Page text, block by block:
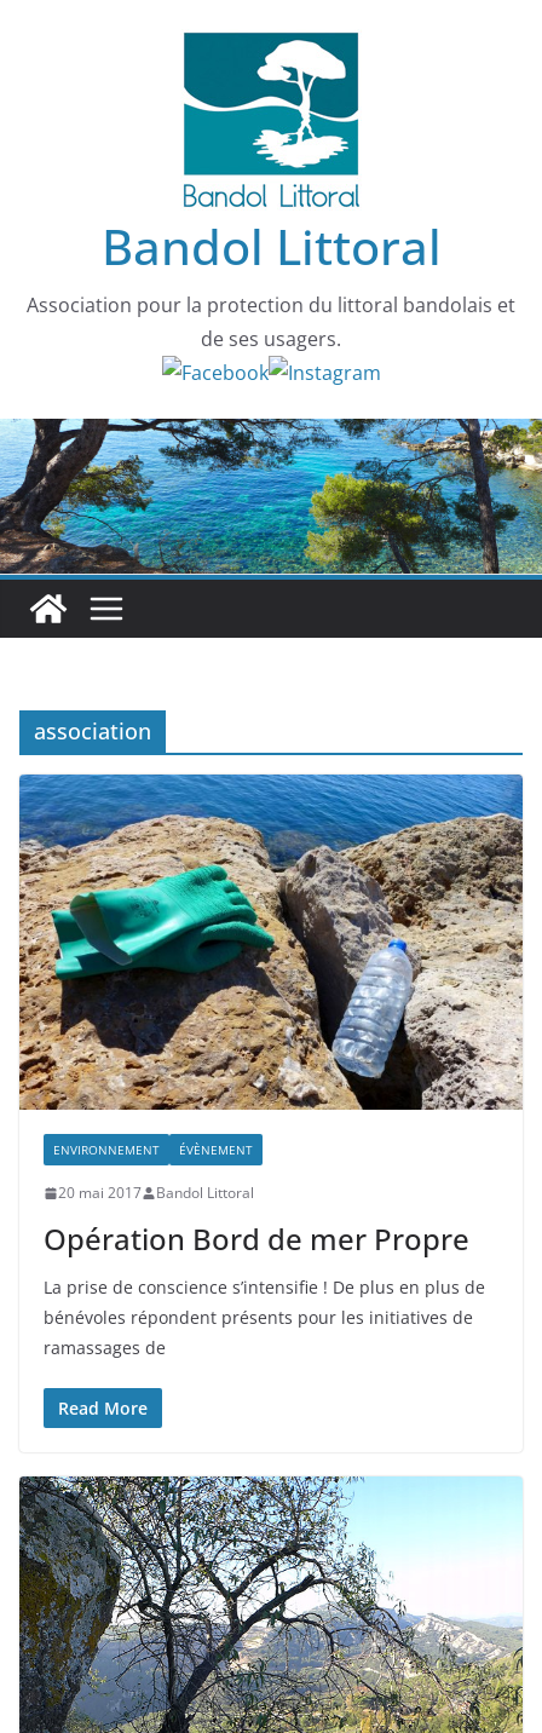
Bandol Littoral
Association pour la protection du littoral bandolais et
de ses usagers.
association
ENVIRONNEMENT ÉVÈNEMENT
20 mai 2017 Bandol Littoral
Opération Bord de mer Propre
La prise de conscience s’intensifie ! De plus en plus de
bénévoles répondent présents pour les initiatives de
ramassages de
Read More